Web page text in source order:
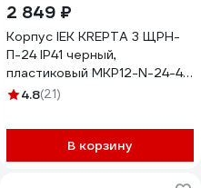
2 849 ₽
Корпус IEK KREPTA 3 ЩРН-
П-24 IP41 черный,
пластиковый MKP12-N-24-41-
K024.8(21)
В корзину